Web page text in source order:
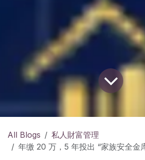
All Blogs
私人財富管理
年缴 20 万，5 年投出 “家族安全金